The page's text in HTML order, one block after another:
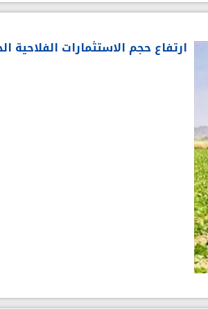
ارتفاع حجم الاستثمارات الفلاحية